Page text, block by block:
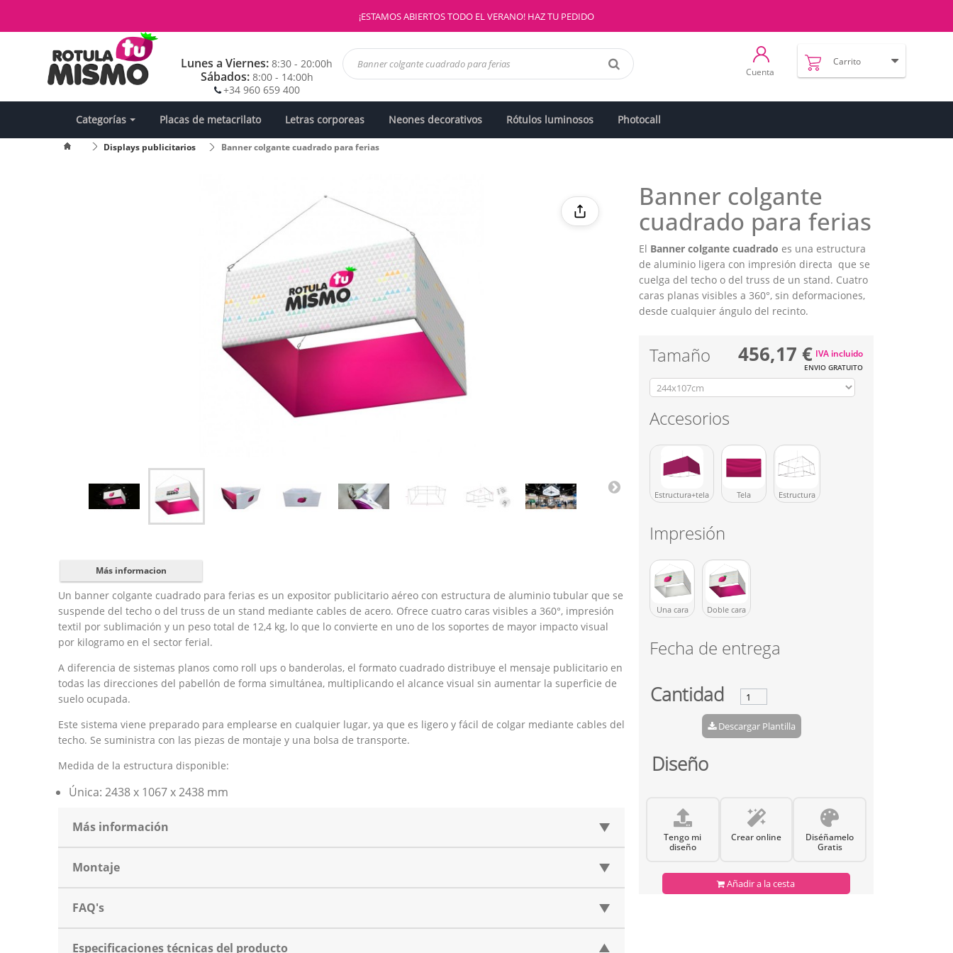
¡ESTAMOS ABIERTOS TODO EL VERANO! HAZ TU PEDIDO
Lunes a Viernes:8:30 - 20:00h
Sábados: 8:00 - 14:00h
+34 960 659 400
Carrito
Cuenta
Categorías Placas de metacrilato Letras corporeas Neones decorativos Rótulos luminosos Photocall
Displays publicitarios Banner colgante cuadrado para ferias
Más informacion
Un banner colgante cuadrado para ferias es un expositor publicitario aéreo con estructura de aluminio tubular que se
suspende del techo o del truss de un stand mediante cables de acero. Ofrece cuatro caras visibles a 360°, impresión
textil por sublimación y un peso total de 12,4 kg, lo que lo convierte en uno de los soportes de mayor impacto visual
por kilogramo en el sector ferial.
A diferencia de sistemas planos como roll ups o banderolas, el formato cuadrado distribuye el mensaje publicitario en
todas las direcciones del pabellón de forma simultánea, multiplicando el alcance visual sin aumentar la superficie de
suelo ocupada.
Este sistema viene preparado para emplearse en cualquier lugar, ya que es ligero y fácil de colgar mediante cables del
techo. Se suministra con las piezas de montaje y una bolsa de transporte.
Medida de la estructura disponible:
Única: 2438 x 1067 x 2438 mm
Más información ▲
Montaje ▲
FAQ's ▲
Especificaciones técnicas del producto ▲
Banner colgante
cuadrado para ferias
El Banner colgante cuadrado es una estructura
de aluminio ligera con impresión directa que se
cuelga del techo o del truss de un stand. Cuatro
caras planas visibles a 360°, sin deformaciones,
desde cualquier ángulo del recinto.
Tamaño
Accesorios
Estructura+tela Tela Estructura
Impresión
Una cara Doble cara
Fecha de entrega
Cantidad
456,17 €
ENVIO GRATUITO
IVA incluido
Descargar Plantilla
Diseño
Tengo mi
diseño
Crear online
Diséñamelo
Gratis
Añadir a la cesta